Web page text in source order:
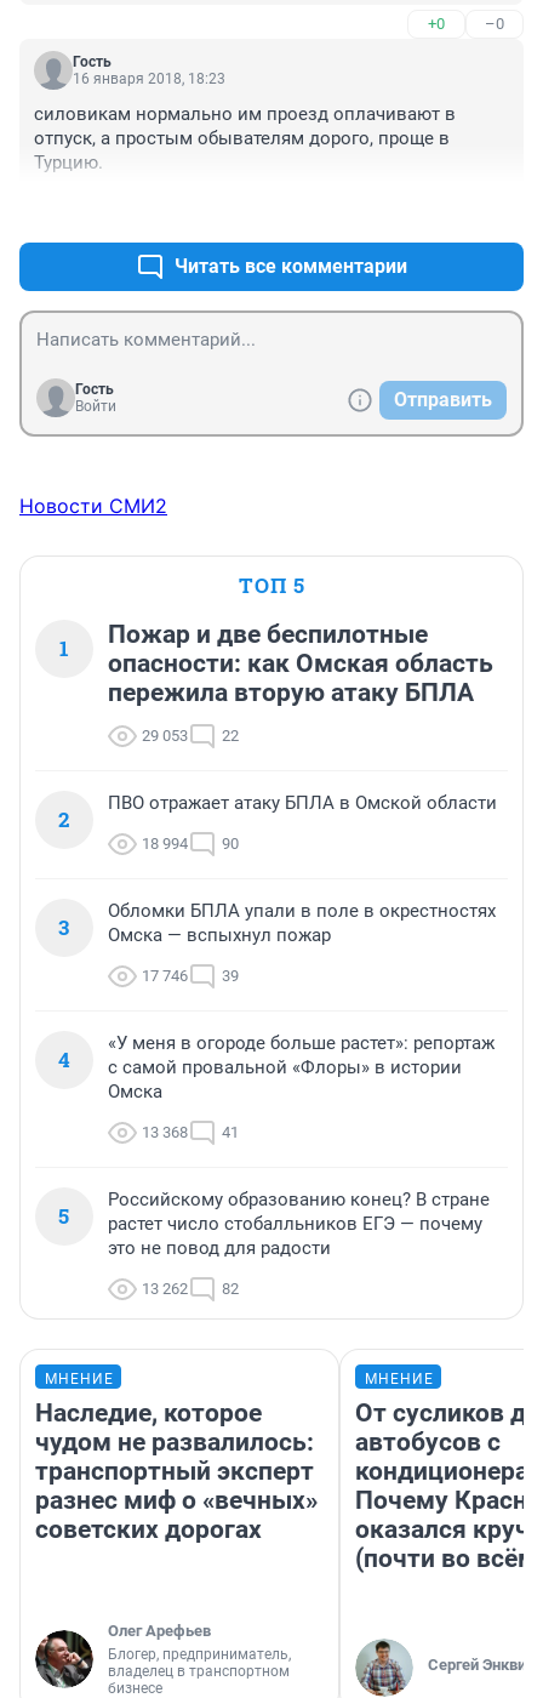
+0 –0
Гость
16 января 2018, 18:23
силовикам нормально им проезд оплачивают в
отпуск, а простым обывателям дорого, проще в
Турцию.
Читать все комментарии
Гость
Войти
Отправить
Новости СМИ2
ТОП 5
1
Пожар и две беспилотные
опасности: как Омская область
пережила вторую атаку БПЛА
29 053 22
2
ПВО отражает атаку БПЛА в Омской области
18 994 90
3
Обломки БПЛА упали в поле в окрестностях
Омска — вспыхнул пожар
17 746 39
4
«У меня в огороде больше растет»: репортаж
с самой провальной «Флоры» в истории
Омска
13 368 41
5
Российскому образованию конец? В стране
растет число стобалльников ЕГЭ — почему
это не повод для радости
13 262 82
МНЕНИЕ
Наследие, которое
чудом не развалилось:
транспортный эксперт
разнес миф о «вечных»
советских дорогах
Олег Арефьев
Блогер, предприниматель,
владелец в транспортном
бизнесе
МНЕНИЕ
От сусликов до
автобусов с
Почему
оказался
(почти во
Сергей Энквист